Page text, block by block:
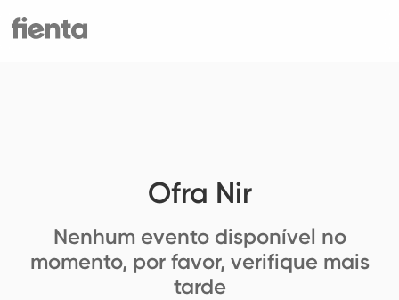
Ofra Nir
Nenhum evento disponível no
momento, por favor, verifique mais
tarde